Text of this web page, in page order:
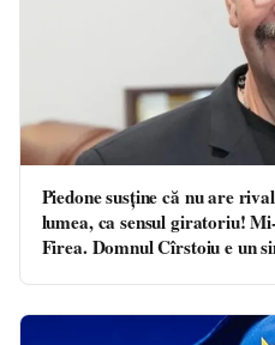
Piedone susţine că nu are
lumea, ca sensul giratoriu!
Firea. Domnul Cîrstoiu e un